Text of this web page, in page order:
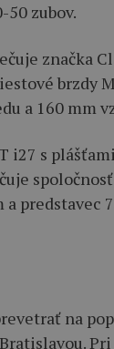
50 zubov.
značka
brzdy
a 160 mm
i27 s
predstavec
na